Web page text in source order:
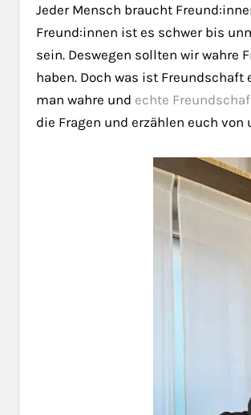
Jeder Mensch braucht
Freund:innen ist es schwer bis
sein. Deswegen sollten wir wahre
haben. Doch was ist
man wahre und echte
die Fragen und erzählen euch von